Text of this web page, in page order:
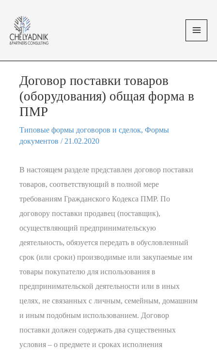
содержимому
Договор поставки товаров
(оборудования) общая форма в
ПМР
Типовые формы договоров и сделок, Формы
документов /21.02.2020
В настоящем разделе представлен договор поставки
товаров, соответствующий в полной мере
требованиям Гражданского Кодекса ПМР. По
договору поставки продавец (поставщик),
осуществляющий предпринимательскую
деятельность, обязуется передать в обусловленный
срок (или сроки) производимые или закупаемые им
товары покупателю для использования в
предпринимательской деятельности или в иных
целях, не связанных с личным, семейным, домашним
и иным подобным использованием. Договор
поставки должен содержать два существенных
условия – о предмете и сроках исполнения